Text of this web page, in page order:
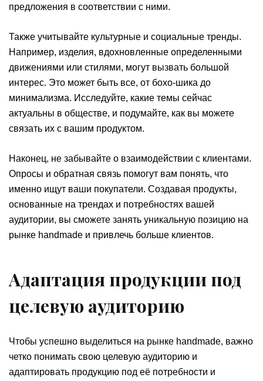
предложения в соответствии с ними.
Также учитывайте культурные и социальные тренды.
Например, изделия, вдохновленные определенными
движениями или стилями, могут вызвать большой
интерес. Это может быть все, от бохо-шика до
минимализма. Исследуйте, какие темы сейчас
актуальны в обществе, и подумайте, как вы можете
связать их с вашим продуктом.
Наконец, не забывайте о взаимодействии с клиентами.
Опросы и обратная связь помогут вам понять, что
именно ищут ваши покупатели. Создавая продукты,
основанные на трендах и потребностях вашей
аудитории, вы сможете занять уникальную позицию на
рынке handmade и привлечь больше клиентов.
Адаптация продукции под
целевую аудиторию
Чтобы успешно выделиться на рынке handmade, важно
четко понимать свою целевую аудиторию и
адаптировать продукцию под её потребности и